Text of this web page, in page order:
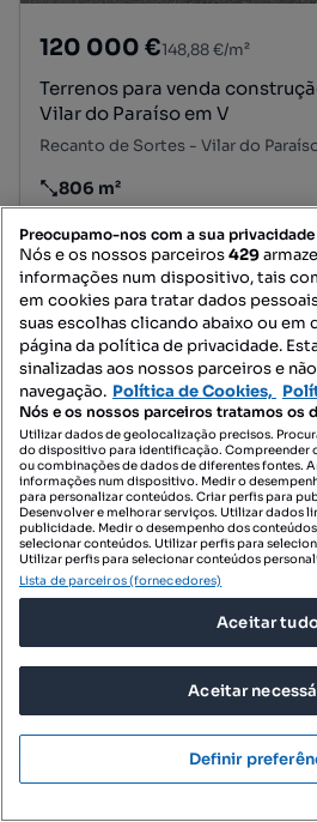
120 000 €148,88 €/m²
Terrenos para venda construção de duas
Vilar do Paraíso em V
Preço por metro quadrado
806 m²
Casa da Portela
Profissional
146,68 €/m²
Preocupamo-nos com a sua privacidade
Nós e os nossos parceiros429
informações num dispositivo, tais
em cookies para tratar dados
suas escolhas clicando abaixo ou em
página da política de privacidade.
sinalizadas aos nossos parceiros e
navegação. Política de Cookies,
Nós e os nossos parceiros tratamos os
Utilizar dados de geolocalização precisos.
do dispositivo para identificação. Compreender
ou combinações de dados de diferentes fontes.
informações num dispositivo. Medir o
para personalizar conteúdos. Criar perfis para
Desenvolver e melhorar serviços. Utilizar dados
publicidade. Medir o desempenho dos
selecionar conteúdos. Utilizar perfis para
Utilizar perfis para selecionar conteúdos
Lista de parceiros (fornecedores)
Aceitar
Aceitar
Definir